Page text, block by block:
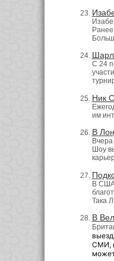
С 24
Ник
им
В
Шоу
В США
Така
В
СМИ,